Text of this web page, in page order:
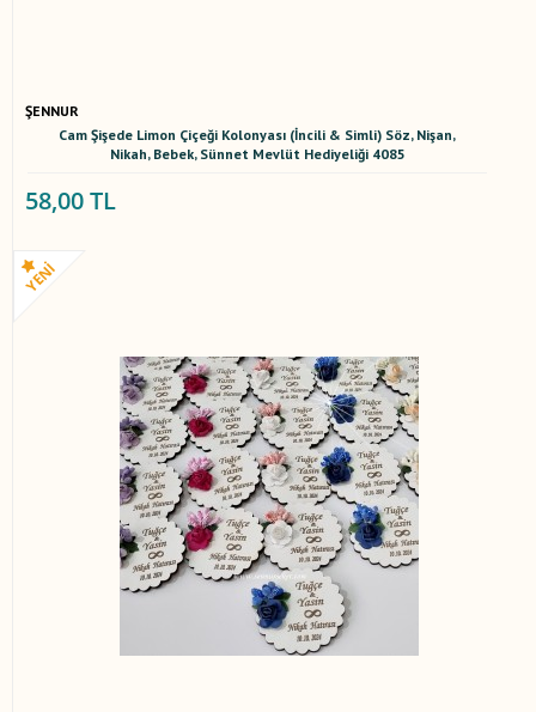
ŞENNUR
Cam Şişede Limon Çiçeği Kolonyası (İncili & Simli) Söz, Nişan,
Nikah, Bebek, Sünnet Mevlüt Hediyeliği 4085
58,00 TL